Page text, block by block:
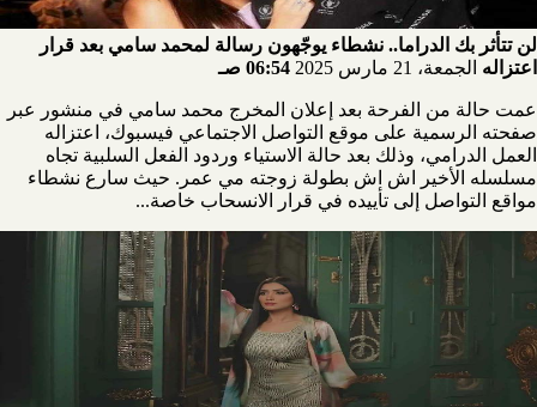
لن تتأثر بك الدراما.. نشطاء يوجّهون رسالة لمحمد سامي بعد قرار
اعتزاله الجمعة، 21 مارس 2025 06:54 صـ
عمت حالة من الفرحة بعد إعلان المخرج محمد سامي في منشور عبر
صفحته الرسمية على موقع التواصل الاجتماعي فيسبوك، اعتزاله
العمل الدرامي، وذلك بعد حالة الاستياء وردود الفعل السلبية تجاه
مسلسله الأخير اش اش بطولة زوجته مي عمر. حيث سارع نشطاء
مواقع التواصل إلى تأييده في قرار الانسحاب خاصة...